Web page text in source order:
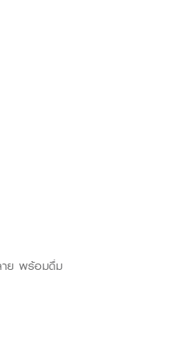
าย พร้อมดื่ม